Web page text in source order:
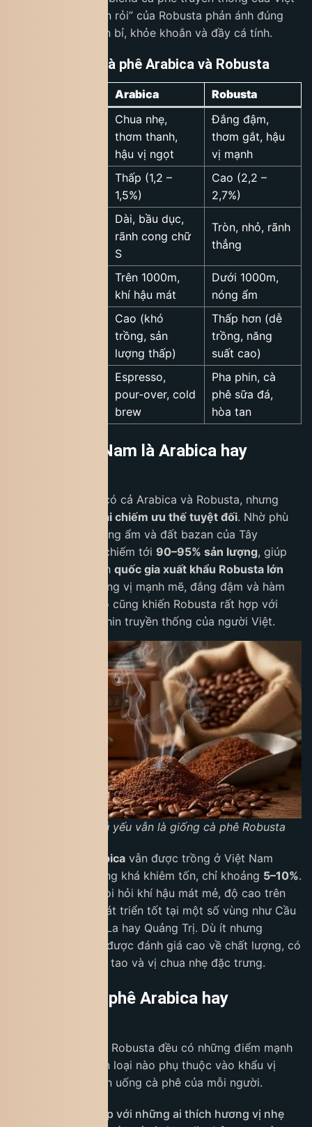
Nam. Bản chất “rắn rỏi” của Robusta phản ánh đúng
cái tên của nó: bền bỉ, khỏe khoắn và đầy cá tính.
Bảng so sánh cà phê Arabica và Robusta
Arabica Robusta
Chua nhẹ,
thơm thanh,
hậu vị ngọt
Đắng đậm,
thơm gắt, hậu
vị mạnh
Thấp (1,2 –
1,5%)
Cao (2,2 –
2,7%)
Dài, bầu dục,
rãnh cong chữ
S
Tròn, nhỏ, rãnh
thẳng
Trên 1000m,
khí hậu mát
Dưới 1000m,
nóng ẩm
Cao (khó
trồng, sản
lượng thấp)
Thấp hơn (dễ
trồng, năng
suất cao)
Espresso,
pour-over, cold
brew
Pha phin, cà
phê sữa đá,
hòa tan
Cà phê Việt Nam là Arabica hay
Cà phê Việt Nam có cả Arabica và Robusta, nhưng
Robusta mới là loại chiếm ưu thế tuyệt đối. Nhờ phù
hợp với khí hậu nóng ẩm và đất bazan của Tây
Nguyên, Robusta chiếm tới 90–95% sản lượng, giúp
Việt Nam trở thành quốc gia xuất khẩu Robusta lớn
. Hương vị mạnh mẽ, đắng đậm và hàm
lượng caffeine cao cũng khiến Robusta rất hợp với
phong cách pha phin truyền thống của người Việt.
Ở Việt Nam chủ yếu vẫn là giống cà phê Robusta
Arabica vẫn được trồng ở Việt Nam
nhưng với sản lượng khá khiêm tốn, chỉ khoảng 5–10%.
Loại cà phê này đòi hỏi khí hậu mát mẻ, độ cao trên
1.000m nên chỉ phát triển tốt tại một số vùng như Cầu
Đất (Đà Lạt), Sơn La hay Quảng Trị. Dù ít nhưng
Arabica Việt Nam được đánh giá cao về chất lượng, có
hương thơm thanh tao và vị chua nhẹ đặc trưng.
Nên chọn cà phê Arabica hay
Cà phê Arabica và Robusta đều có những điểm mạnh
riêng, và việc chọn loại nào phụ thuộc vào khẩu vị
cũng như thói quen uống cà phê của mỗi người.
phù hợp với những ai thích hương vị nhẹ